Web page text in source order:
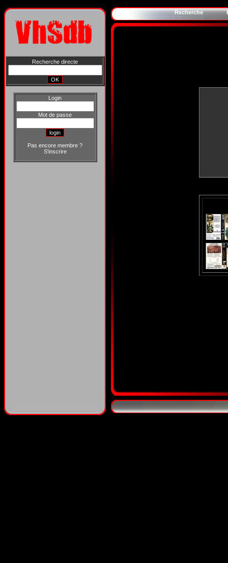
Recherche directe
Login
Mot de passe
Pas encore membre ?
S'inscrire
Recherche